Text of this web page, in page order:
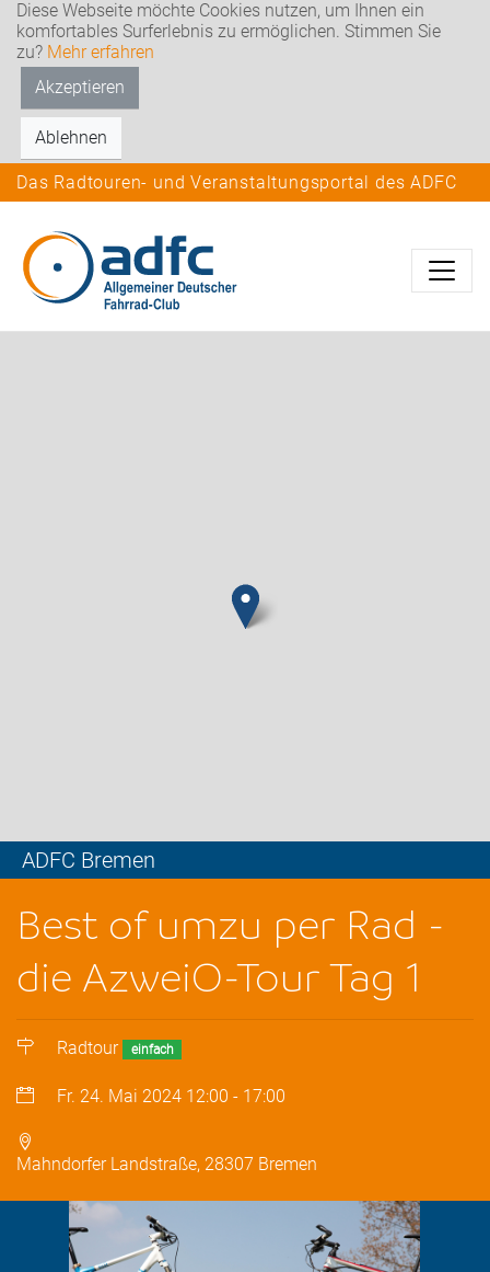
Diese Webseite möchte Cookies nutzen, um Ihnen ein
komfortables Surferlebnis zu ermöglichen. Stimmen Sie
zu? Mehr erfahren
Akzeptieren
Ablehnen
Das Radtouren- und Veranstaltungsportal des ADFC
ADFC Bremen
Best of umzu per Rad -
die AzweiO-Tour Tag 1
Radtour einfach
Fr. 24. Mai 2024 12:00 - 17:00
Mahndorfer Landstraße, 28307 Bremen